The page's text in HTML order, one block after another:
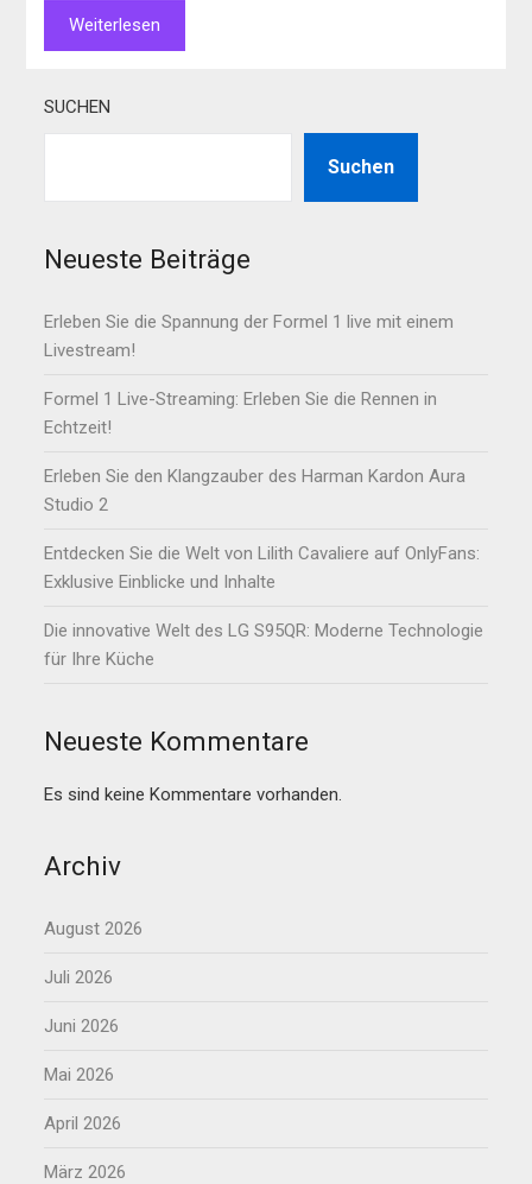
Weiterlesen
SUCHEN
Suchen
Neueste Beiträge
Erleben Sie die Spannung der Formel 1 live mit einem
Livestream!
Formel 1 Live-Streaming: Erleben Sie die Rennen in
Echtzeit!
Erleben Sie den Klangzauber des Harman Kardon Aura
Studio 2
Entdecken Sie die Welt von Lilith Cavaliere auf OnlyFans:
Exklusive Einblicke und Inhalte
Die innovative Welt des LG S95QR: Moderne Technologie
für Ihre Küche
Neueste Kommentare
Es sind keine Kommentare vorhanden.
Archiv
August 2026
Juli 2026
Juni 2026
Mai 2026
April 2026
März 2026